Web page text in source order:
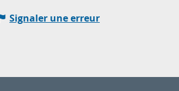
Signaler une erreur